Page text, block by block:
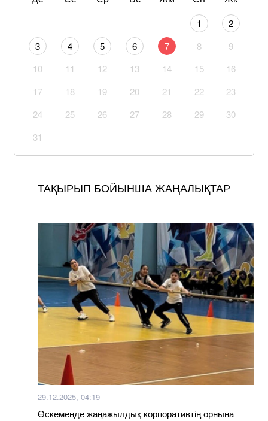
1
2
3
4 5 6 7 8
9
10
11 12 13 14 15
16
17
18 19 20 21 22
23
24
25 26 27 28 29
30
31
ТАҚЫРЫП БОЙЫНША ЖАҢАЛЫҚТАР
29.12.2025, 04:19
Өскеменде жаңажылдық корпоративтің орнына